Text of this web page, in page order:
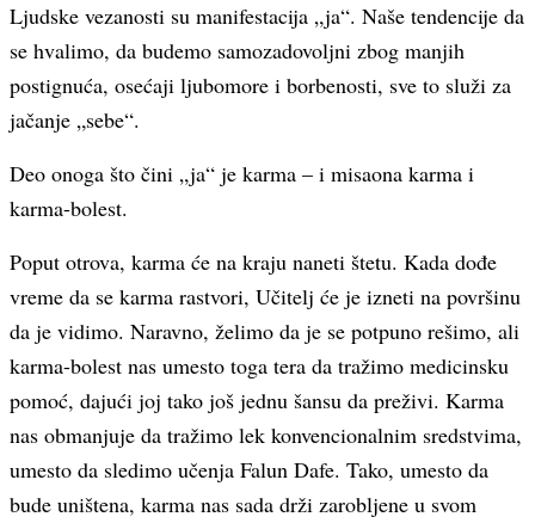
Ljudske vezanosti su manifestacija „ja“. Naše tendencije da
se hvalimo, da budemo samozadovoljni zbog manjih
postignuća, osećaji ljubomore i borbenosti, sve to služi za
jačanje „sebe“.
Deo onoga što čini „ja“ je karma – i misaona karma i
karma-bolest.
Poput otrova, karma će na kraju naneti štetu. Kada dođe
vreme da se karma rastvori, Učitelj će je izneti na površinu
da je vidimo. Naravno, želimo da je se potpuno rešimo, ali
karma-bolest nas umesto toga tera da tražimo medicinsku
pomoć, dajući joj tako još jednu šansu da preživi. Karma
nas obmanjuje da tražimo lek konvencionalnim sredstvima,
umesto da sledimo učenja Falun Dafe. Tako, umesto da
bude uništena, karma nas sada drži zarobljene u svom